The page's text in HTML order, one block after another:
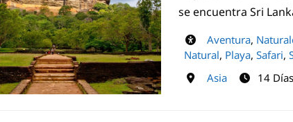
se encuentra Sri
Aventura,
Natural, Playa, Safari,
Asia
14